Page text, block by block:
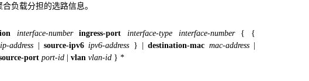
负载分担的选路信息。
interface-number ingress-port interface-type interface-number {
{
ip-address | source-ipv6 ipv6-address } | destination-mac mac-address |
port port-id | vlan vlan-id } *